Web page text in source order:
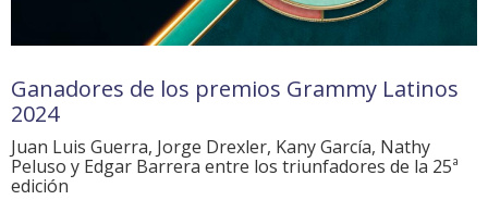
Ganadores de los premios Grammy Latinos
2024
Juan Luis Guerra, Jorge Drexler, Kany García, Nathy
Peluso y Edgar Barrera entre los triunfadores de la 25ª
edición